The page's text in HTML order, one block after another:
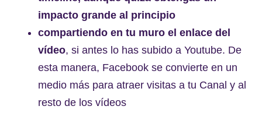
impacto grande al principio
compartiendo en tu muro el enlace del
vídeo, si antes lo has subido a Youtube. De
esta manera, Facebook se convierte en un
medio más para atraer visitas a tu Canal y al
resto de los vídeos